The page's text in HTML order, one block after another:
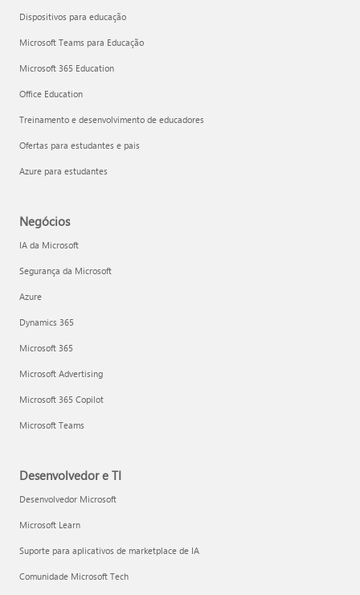
Dispositivos para educação
Microsoft Teams para Educação
Microsoft 365 Education
Office Education
Treinamento e desenvolvimento de educadores
Ofertas para estudantes e pais
Azure para estudantes
Negócios
IA da Microsoft
Segurança da Microsoft
Azure
Dynamics 365
Microsoft 365
Microsoft Advertising
Microsoft 365 Copilot
Microsoft Teams
Desenvolvedor e TI
Desenvolvedor Microsoft
Microsoft Learn
Suporte para aplicativos de marketplace de IA
Comunidade Microsoft Tech